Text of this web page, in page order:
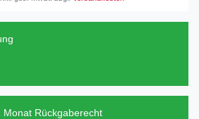
Monat Rückgaberecht